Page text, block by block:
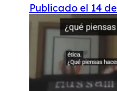
Publicado el 14